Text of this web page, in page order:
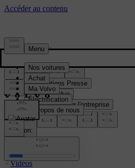
Presse & Médias
Informations Presse
Gamme Volvo
Informations sur l'entreprise
Contacts médias
location:
FR
Vidéos